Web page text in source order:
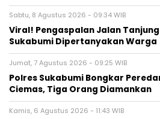
Sabtu, 8 Agustus 2026 - 09:34 WIB
Viral! Pengaspalan Jalan
Sukabumi Dipertanyakan Warga
Jumat, 7 Agustus 2026 - 09:25 WIB
Polres Sukabumi Bongkar
Ciemas, Tiga Orang Diamankan
Kamis, 6 Agustus 2026 - 11:43 WIB